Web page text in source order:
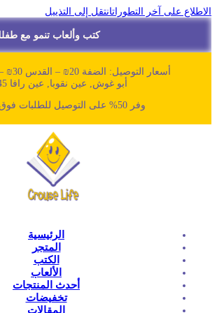
على آخر التطورات انتقل إلى التذييل
كتب وألعاب تنمو مع طفلك
أسعار التوصيل: الضفة 20₪ – القدس 30₪ – الداخل 70₪
أبو غوش, عين نقوبا, عين رافا 45₪
وفر 50% على التوصيل للطلبات فوق 987₪
الرئيسية
المتجر
الكتب
الألعاب
أحدث المنتجات
تخفيضات
المقالات